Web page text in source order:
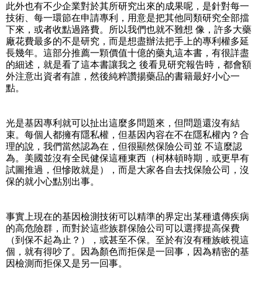
此外也有不少企業對於其所研究出來的成果呢，是針對每一
技術、每一環節在申請專利，用意是把其他同類研究全部擋
下來，或者收點過路費。所以我們也就不難想 像，許多大藥
廠花費最多的不是研究，而是想盡辦法把手上的專利權多延
長幾年。這部分推薦一顆價值十億的藥丸這本書，有很詳盡
的細述，就是看了這本書讓我之 後看見研究報告時，都會額
外注意出資者有誰，然後純粹讚揚藥品的書籍最好小心一
點。
光是基因專利就可以扯出這麼多問題來，但問題還沒有結
束。每個人都擁有隱私權，但基因內容在不在隱私權內？合
理的說，我們當然認為在，但很顯然保險公司並 不這麼認
為。美國並沒有全民健保這種東西（柯林頓時期，或更早有
試圖推過，但慘敗就是），而是大家各自去找保險公司，沒
保的就小心點別出事。
事實上現在的基因檢測技術可以精準的界定出某種遺傳疾病
的高危險群，而對於這些族群保險公司可以選擇提高保費
（到保不起為止？），或甚至不保。至於有沒有種族岐視這
個，就有得吵了。因為顏色而拒保是一回事，因為精密的基
因檢測而拒保又是另一回事。